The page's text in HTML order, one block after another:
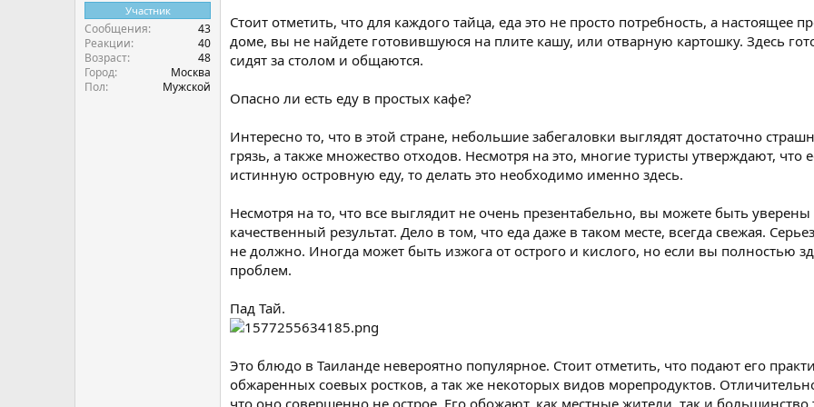
Участник
Сообщения
43
Реакции
40
Возраст
48
Город
Москва
Пол
Мужской
Стоит отметить, что для каждого тайца, еда это не просто потребность, а настоящее
доме, вы не найдете готовившуюся на плите кашу, или отварную картошку. Здесь
сидят за столом и общаются.
Опасно ли есть еду в простых кафе?
Интересно то, что в этой стране, небольшие забегаловки выглядят достаточно
грязь, а также множество отходов. Несмотря на это, многие туристы утверждают, что
истинную островную еду, то делать это необходимо именно здесь.
Несмотря на то, что все выглядит не очень презентабельно, вы можете быть
качественный результат. Дело в том, что еда даже в таком месте, всегда свежая.
не должно. Иногда может быть изжога от острого и кислого, но если вы полностью
проблем.
Пад Тай.
Это блюдо в Таиланде невероятно популярное. Стоит отметить, что подают его
обжаренных соевых ростков, а так же некоторых видов морепродуктов.
что оно совершенно не острое. Его обожают, как местные жители, так и большинство